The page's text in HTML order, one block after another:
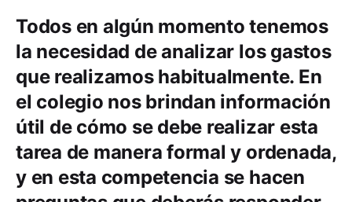
Todos en algún momento tenemos
la necesidad de analizar los gastos
que realizamos habitualmente. En
el colegio nos brindan información
útil de cómo se debe realizar esta
tarea de manera formal y ordenada,
y en esta competencia se hacen